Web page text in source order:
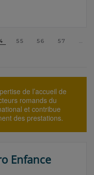
55 56 57
…
de l’accueil de
romands du
et contribue
des prestations.
Enfance